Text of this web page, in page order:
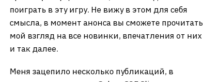
поиграть в эту игру. Не вижу в этом для себя
смысла, в момент анонса вы сможете прочитать
мой взгляд на все новинки, впечатления от них
и так далее.
Меня зацепило несколько публикаций, в